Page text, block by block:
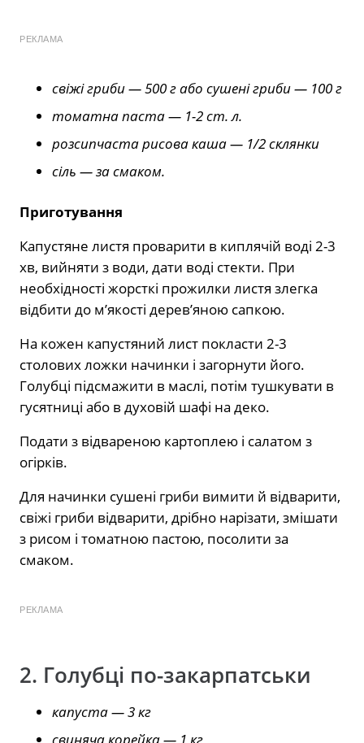
РЕКЛАМА
свіжі гриби — 500 г або сушені гриби — 100 г
томатна паста — 1-2 ст. л.
розсипчаста рисова каша — 1/2 склянки
сіль — за смаком.
Приготування
Капустяне листя проварити в киплячій воді 2-3
хв, вийняти з води, дати воді стекти. При
необхідності жорсткі прожилки листя злегка
відбити до м’якості дерев’яною сапкою.
На кожен капустяний лист покласти 2-3
столових ложки начинки і загорнути його.
Голубці підсмажити в маслі, потім тушкувати в
гусятниці або в духовій шафі на деко.
Подати з відвареною картоплею і салатом з
огірків.
Для начинки сушені гриби вимити й відварити,
свіжі гриби відварити, дрібно нарізати, змішати
з рисом і томатною пастою, посолити за
смаком.
РЕКЛАМА
2. Голубці по-закарпатськи
капуста — 3 кг